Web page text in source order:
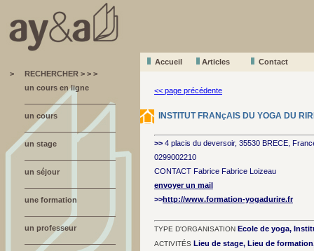
Accueil Articles
Contact
>
RECHERCHER > > >
un cours en ligne
un cours
un stage
un séjour
une formation
un professeur
<< page précédente
INSTITUT FRANçAIS DU YOGA DU
>> 4 placis du deversoir, 35530 BRECE,
0299002210
CONTACT Fabrice Fabrice Loizeau
envoyer un mail
>>http://www.formation-yogadurire.fr
TYPE D'ORGANISATION Ecole de yoga,
ACTIVITÉS Lieu de stage, Lieu de